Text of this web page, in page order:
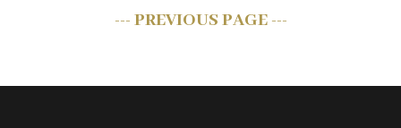
--- PREVIOUS PAGE ---